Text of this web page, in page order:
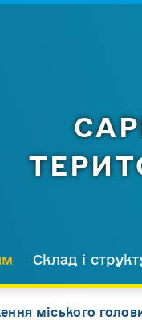
Склад і
міського